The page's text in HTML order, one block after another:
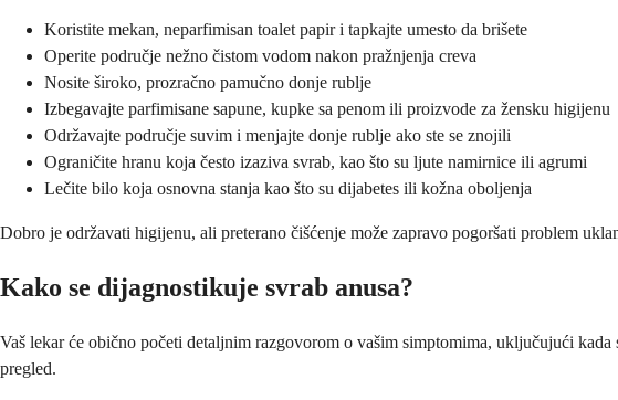
Koristite mekan, neparfimisan toalet papir i tapkajte umesto da brišete
Operite područje nežno čistom vodom nakon pražnjenja creva
Nosite široko, prozračno pamučno donje rublje
Izbegavajte parfimisane sapune, kupke sa penom ili proizvode za žensku higijenu
Održavajte područje suvim i menjajte donje rublje ako ste se znojili
Ograničite hranu koja često izaziva svrab, kao što su ljute namirnice ili agrumi
Lečite bilo koja osnovna stanja kao što su dijabetes ili kožna oboljenja
Dobro je održavati higijenu, ali preterano čišćenje može zapravo pogoršati problem
Kako se dijagnostikuje svrab anusa?
Vaš lekar će obično početi detaljnim razgovorom o vašim simptomima, uključujući
pregled.